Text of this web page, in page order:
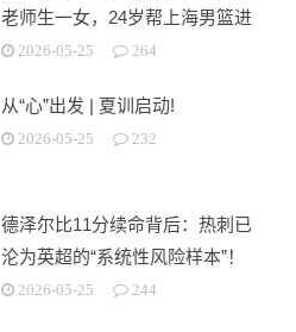
老师生一女，24岁帮上海男篮进
决赛
2026-05-25 264
从“心”出发 | 夏训启动!
2026-05-25 232
德泽尔比11分续命背后：热刺已
沦为英超的“系统性风险样本”！
2026-05-25 244